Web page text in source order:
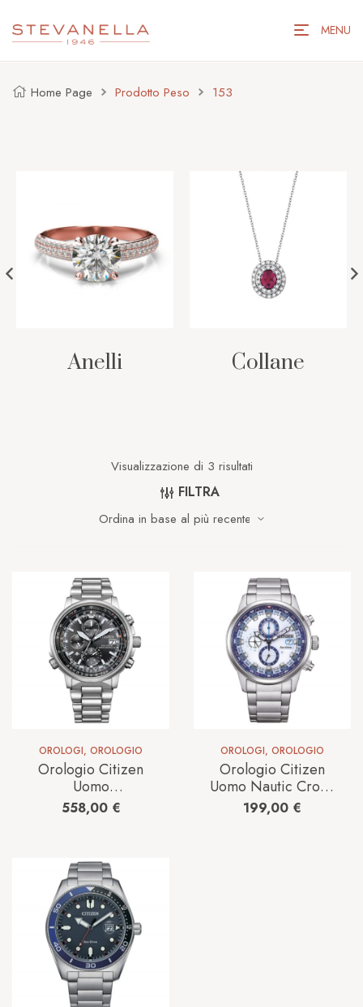
MENU
Home Page Prodotto Peso 153
Anelli Collane
Visualizzazione di 3 risultati
FILTRA
OROLOGI, OROLOGIO
Orologio Citizen
Uomo
Radiocontrollato The
Pilot in Acciaio
558,00 €
OROLOGI, OROLOGIO
Orologio Citizen
Uomo Nautic Crono
in Acciaio CA0860-
80A
199,00 €